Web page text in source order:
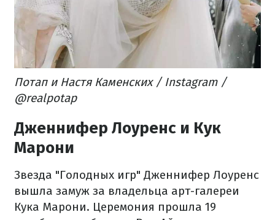
Потап и Настя Каменских / Instagram /
@realpotap
Дженнифер Лоуренс и Кук
Марони
Звезда "Голодных игр" Дженнифер Лоуренс
вышла замуж за владельца арт-галереи
Кука Марони. Церемония прошла 19